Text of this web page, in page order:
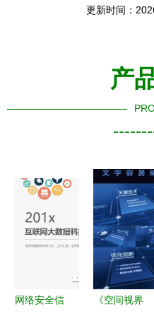
更新时间：
产
网络安全信
《空间视界